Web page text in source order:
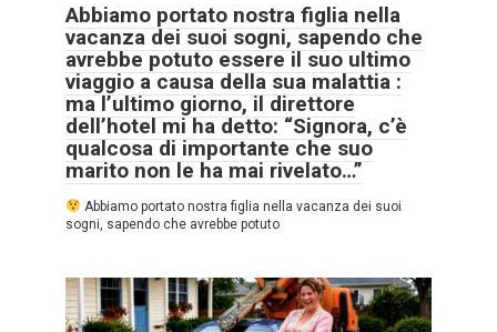
Abbiamo portato nostra figlia nella
vacanza dei suoi sogni, sapendo che
avrebbe potuto essere il suo ultimo
viaggio a causa della sua malattia :
ma l’ultimo giorno, il direttore
dell’hotel mi ha detto: “Signora, c’è
qualcosa di importante che suo
marito non le ha mai rivelato…”
Abbiamo portato nostra figlia nella vacanza dei suoi
sogni, sapendo che avrebbe potuto